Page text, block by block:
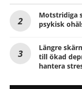
Motstridiga
psykisk
Längre
till ökad
hantera